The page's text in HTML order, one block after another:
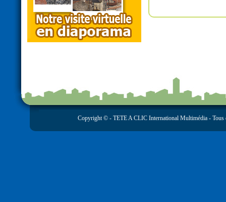
Copyright © - TETE A CLIC International Multimédia - Tous